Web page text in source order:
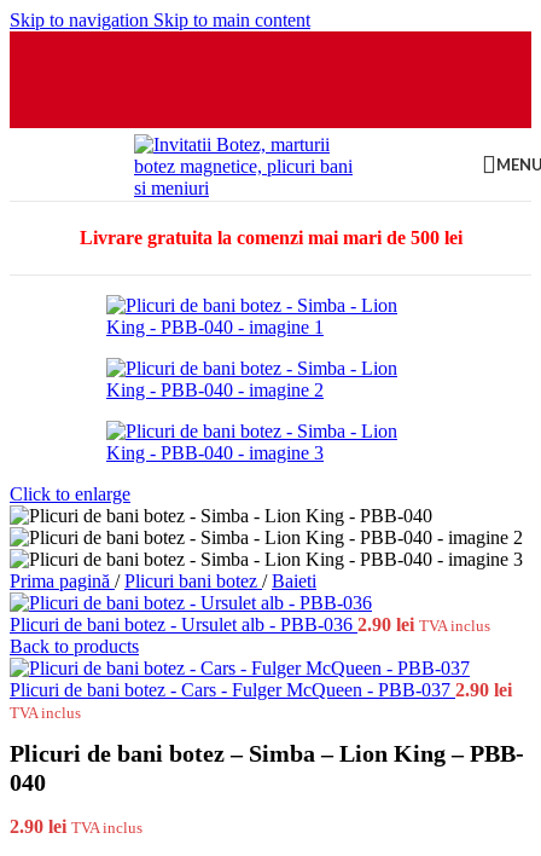
Skip to navigation Skip to main content
Livrare gratuita la comenzi mai mari de 500 lei
Click to enlarge
Prima pagină / Plicuri bani botez / Baieti
Plicuri de bani botez - Ursulet alb - PBB-036 2.90 lei TVA inclus
Back to products
Plicuri de bani botez - Cars - Fulger McQueen - PBB-037 2.90 lei
TVA inclus
Plicuri de bani botez – Simba – Lion King – PBB-
040
2.90 lei TVA inclus